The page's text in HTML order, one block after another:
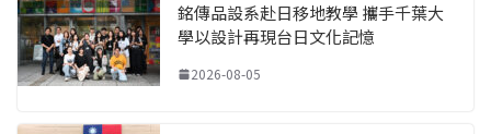
銘傳品設系赴日移地教學 攜手千葉大
學以設計再現台日文化記憶
2026-08-05